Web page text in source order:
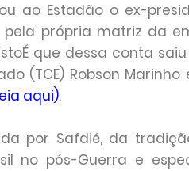
ao Estadão o ex-
própria matriz da
que dessa conta
(TCE) Robson
aqui).
por Safdié, da
no pós-Guerra e